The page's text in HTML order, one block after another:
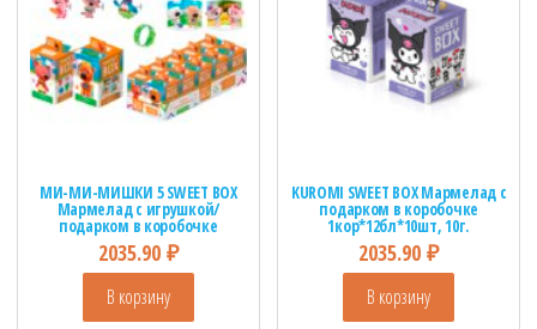
МИ-МИ-МИШКИ 5 SWEET BOX
Мармелад с игрушкой/
подарком в коробочке
1кор*12бл*10шт, 10г.
2035.90 ₽
В корзину
KUROMI SWEET BOX Мармелад с
подарком в коробочке
1кор*12бл*10шт, 10г.
2035.90₽
В корзину